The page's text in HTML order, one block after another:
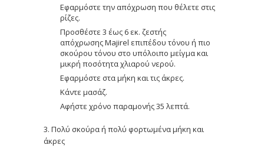
Εφαρμόστε την απόχρωση που θέλετε στις
ρίζες.
Προσθέστε 3 έως 6 εκ. ζεστής
απόχρωσης Majirel επιπέδου τόνου ή πιο
σκούρου τόνου στο υπόλοιπο μείγμα και
μικρή ποσότητα χλιαρού νερού.
Εφαρμόστε στα μήκη και τις άκρες.
Κάντε μασάζ.
Αφήστε χρόνο παραμονής 35 λεπτά.
3. Πολύ σκούρα ή πολύ φορτωμένα μήκη και
άκρες